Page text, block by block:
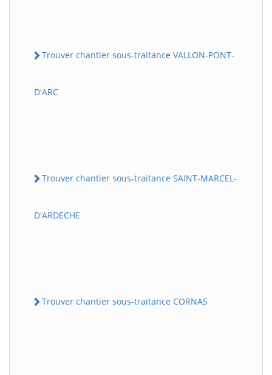
Trouver chantier sous-traitance VALLON-PONT-
D'ARC
Trouver chantier sous-traitance SAINT-MARCEL-
D'ARDECHE
Trouver chantier sous-traitance CORNAS